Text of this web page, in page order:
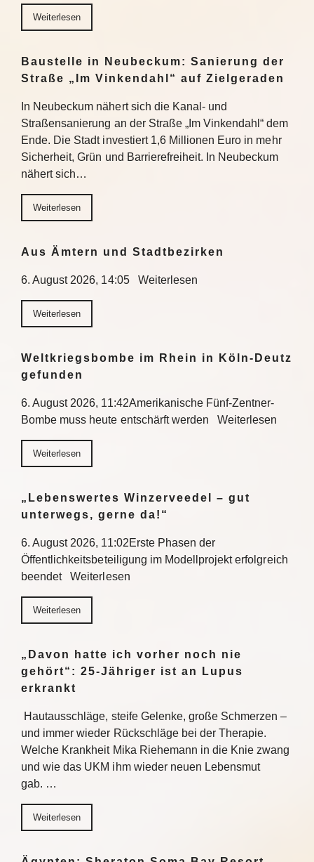
Weiterlesen
Baustelle in Neubeckum: Sanierung der
Straße „Im Vinkendahl“ auf Zielgeraden
In Neubeckum nähert sich die Kanal- und
Straßensanierung an der Straße „Im Vinkendahl“ dem
Ende. Die Stadt investiert 1,6 Millionen Euro in mehr
Sicherheit, Grün und Barrierefreiheit. In Neubeckum
nähert sich…
Weiterlesen
Aus Ämtern und Stadtbezirken
6. August 2026, 14:05 Weiterlesen
Weiterlesen
Weltkriegsbombe im Rhein in Köln-Deutz
gefunden
6. August 2026, 11:42Amerikanische Fünf-Zentner-
Bombe muss heute entschärft werden Weiterlesen
Weiterlesen
„Lebenswertes Winzerveedel – gut
unterwegs, gerne da!“
6. August 2026, 11:02Erste Phasen der
Öffentlichkeitsbeteiligung im Modellprojekt erfolgreich
beendet Weiterlesen
Weiterlesen
„Davon hatte ich vorher noch nie
gehört“: 25-Jähriger ist an Lupus
erkrankt
Hautausschläge, steife Gelenke, große Schmerzen –
und immer wieder Rückschläge bei der Therapie.
Welche Krankheit Mika Riehemann in die Knie zwang
und wie das UKM ihm wieder neuen Lebensmut
gab. …
Weiterlesen